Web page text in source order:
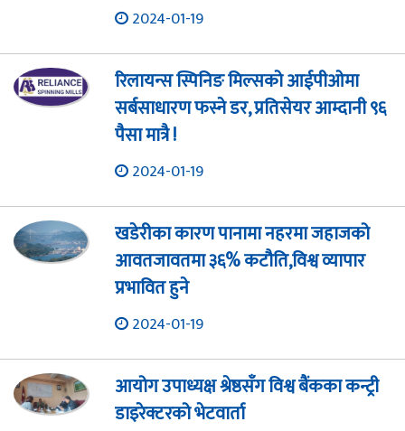
2024-01-19
रिलायन्स स्पिनिङ मिल्सको आईपीओमा
सर्बसाधारण फस्ने डर, प्रतिसेयर आम्दानी ९६
पैसा मात्रै !
2024-01-19
खडेरीका कारण पानामा नहरमा जहाजको
आवतजावतमा ३६% कटौति,विश्व व्यापार
प्रभावित हुने
2024-01-19
आयोग उपाध्यक्ष श्रेष्ठसँग विश्व बैंकका कन्ट्री
डाइरेक्टरको भेटवार्ता